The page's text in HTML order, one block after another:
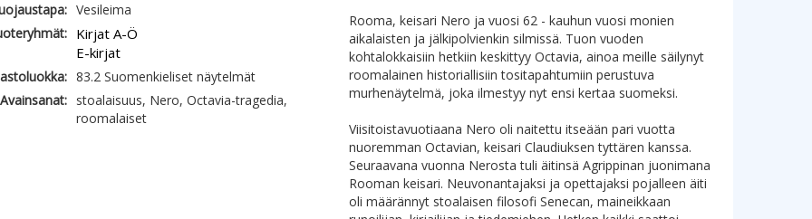
Vesileima
Kirjat A-Ö
E-kirjat
83.2 Suomenkieliset näytelmät
Avainsanat:
stoalaisuus, Nero, Octavia-tragedia,
roomalaiset
Rooma, keisari Nero ja vuosi 62 - kauhun vuosi monien
aikalaisten ja jälkipolvienkin silmissä. Tuon vuoden
kohtalokkaisiin hetkiin keskittyy Octavia, ainoa meille säilynyt
roomalainen historiallisiin tositapahtumiin perustuva
murhenäytelmä, joka ilmestyy nyt ensi kertaa suomeksi.
Viisitoistavuotiaana Nero oli naitettu itseään pari vuotta
nuoremman Octavian, keisari Claudiuksen tyttären kanssa.
Seuraavana vuonna Nerosta tuli äitinsä Agrippinan juonimana
Rooman keisari. Neuvonantajaksi ja opettajaksi pojalleen äiti
oli määrännyt stoalaisen filosofi Senecan, maineikkaan